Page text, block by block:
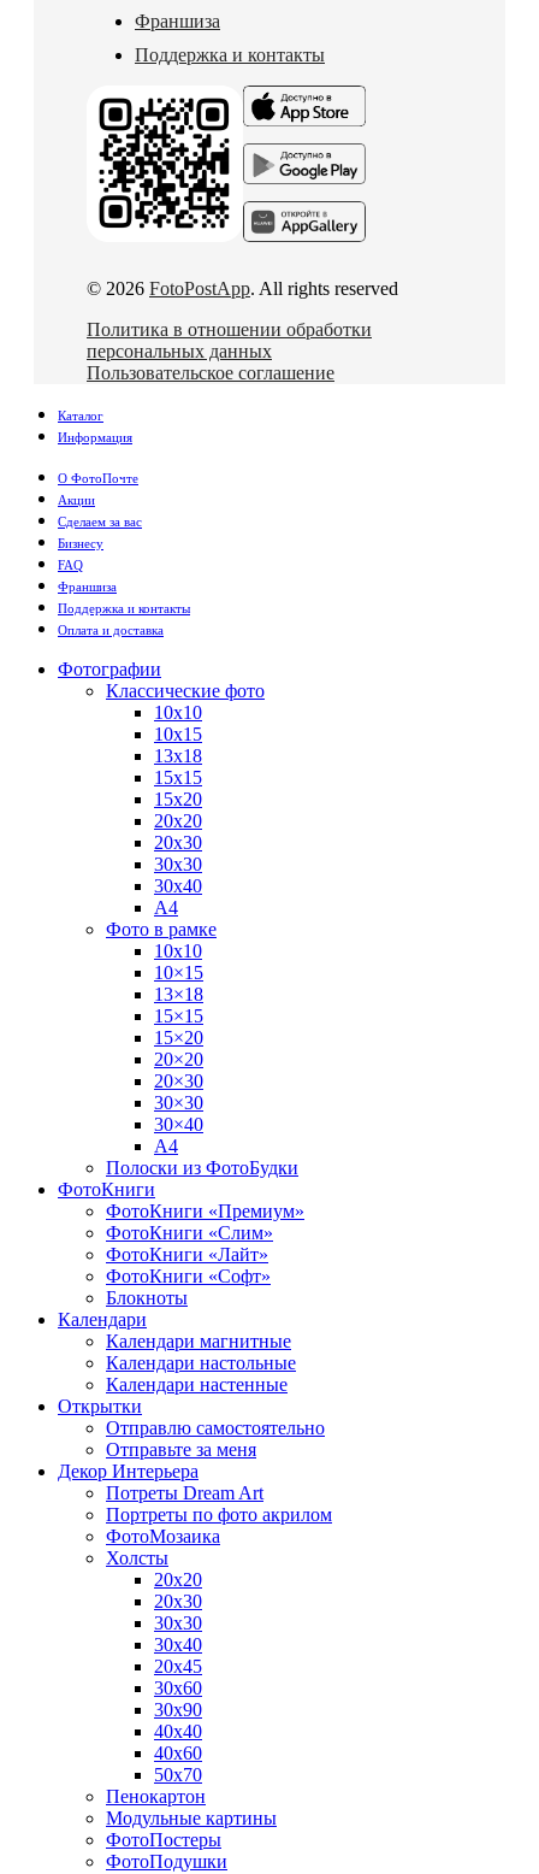
Франшиза
Поддержка и контакты
© 2026 FotoPostApp. All rights reserved
Политика в отношении обработки
персональных данных
Пользовательское соглашение
Каталог
Информация
О ФотоПочте
Акции
Сделаем за вас
Бизнесу
FAQ
Франшиза
Поддержка и контакты
Оплата и доставка
Фотографии
Классические фото
10х10
10х15
13х18
15х15
15х20
20х20
20х30
30х30
30х40
А4
Фото в рамке
10х10
10×15
13×18
15×15
15×20
20×20
20×30
30×30
30×40
A4
Полоски из ФотоБудки
ФотоКниги
ФотоКниги «Премиум»
ФотоКниги «Слим»
ФотоКниги «Лайт»
ФотоКниги «Софт»
Блокноты
Календари
Календари магнитные
Календари настольные
Календари настенные
Открытки
Отправлю самостоятельно
Отправьте за меня
Декор Интерьера
Потреты Dream Art
Портреты по фото акрилом
ФотоМозаика
Холсты
20х20
20х30
30х30
30х40
20х45
30х60
30х90
40х40
40х60
50х70
Пенокартон
Модульные картины
ФотоПостеры
ФотоПодушки